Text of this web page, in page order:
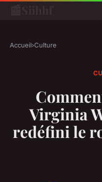
Accueil›Culture
Virginia
redéfini le